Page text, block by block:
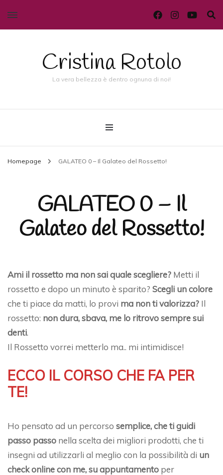
Cristina Rotolo
La vera bellezza è dentro ognuna di noi!
Homepage GALATEO 0 – Il Galateo del Rossetto!
GALATEO 0 – Il
Galateo del Rossetto!
Ami il rossetto ma non sai quale scegliere? Metti il
rossetto e dopo un minuto è sparito? Scegli un colore
che ti piace da matti, lo provi ma non ti valorizza? Il
rossetto: non dura, sbava, me lo ritrovo sempre sui
denti.
Il Rossetto vorrei metterlo ma.. mi intimidisce!
ECCO IL CORSO CHE FA PER
TE!
Ho pensato ad un percorso semplice, che ti guidi
passo passo nella scelta dei migliori prodotti, che ti
insegni ad utilizzarli al meglio con la possibilità di un
check online con me, su appuntamento per